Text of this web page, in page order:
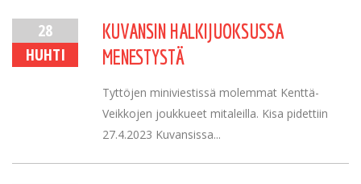
28
HUHTI
KUVANSIN HALKIJUOKSUSSA
MENESTYSTÄ
Tyttöjen miniviestissä molemmat Kenttä-
Veikkojen joukkueet mitaleilla. Kisa pidettiin
27.4.2023 Kuvansissa...